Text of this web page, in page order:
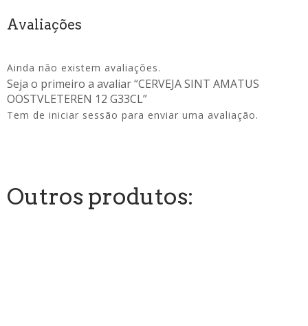
Avaliações
Ainda não existem avaliações.
Seja o primeiro a avaliar “CERVEJA SINT AMATUS
OOSTVLETEREN 12 G33CL”
Tem de iniciar sessão para enviar uma avaliação.
Outros produtos: